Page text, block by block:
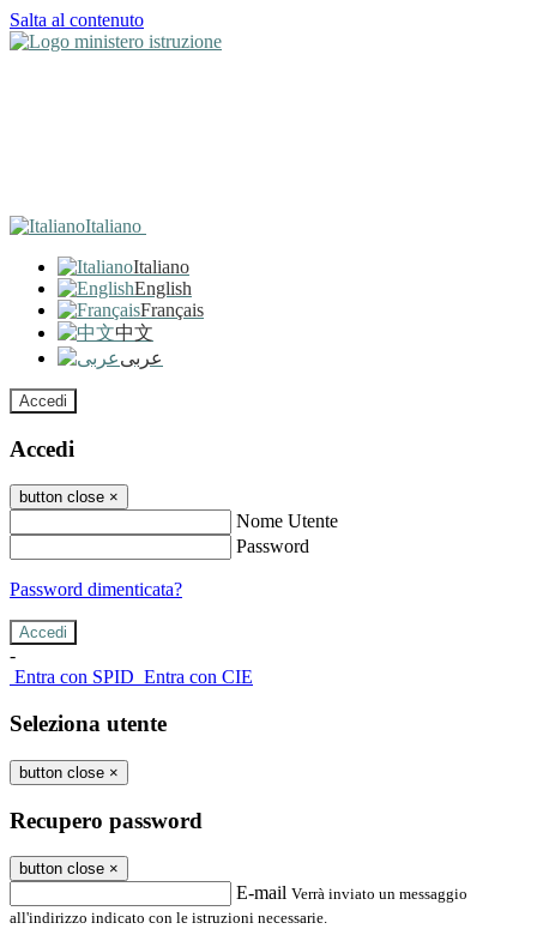
Salta al contenuto
Italiano
Italiano
English
Français
中文
عربى
Accedi
Accedi
button close ×
Nome Utente
Password
Password dimenticata?
-
Entra con SPID Entra con CIE
Seleziona utente
button close ×
Recupero password
button close ×
E-mail Verrà inviato un messaggio
all'indirizzo indicato con le istruzioni necessarie.